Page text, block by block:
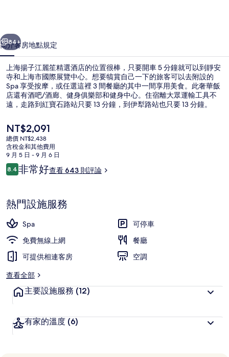
精
選
酒
店
的
相
片
集
個 下一個
84+
簡介客房地點規定
上海揚子江麗笙精選酒店的位置很棒，只要開車 5 分鐘就可以到靜安
寺和上海市國際展覽中心。想要犒賞自己一下的旅客可以去附設的
Spa 享受按摩，或任選這裡 3 間餐廳的其中一間享用美食。此奢華飯
店還有酒吧/酒廊、健身俱樂部和健身中心。住宿離大眾運輸工具不
遠，走路到紅寶石路站只要 13 分鐘，到伊犁路站也只要 13 分鐘。
目
前
的
價
格
是
NT$2,091
總價 NT$2,438
含稅金和其他費用
9 月 5 日 - 9 月 6 日
評
論
8.48.4 分，滿分 10 分，
非常好查看 643 則評論
熱門設施服務
Spa
可停車
免費無線上網
餐廳
可提供相連客房
空調
查看全部
主要設施服務 (12)
有家的溫度 (6)